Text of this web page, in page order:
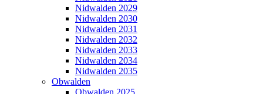
Nidwalden 2029
Nidwalden 2030
Nidwalden 2031
Nidwalden 2032
Nidwalden 2033
Nidwalden 2034
Nidwalden 2035
Obwalden
Obwalden 2025